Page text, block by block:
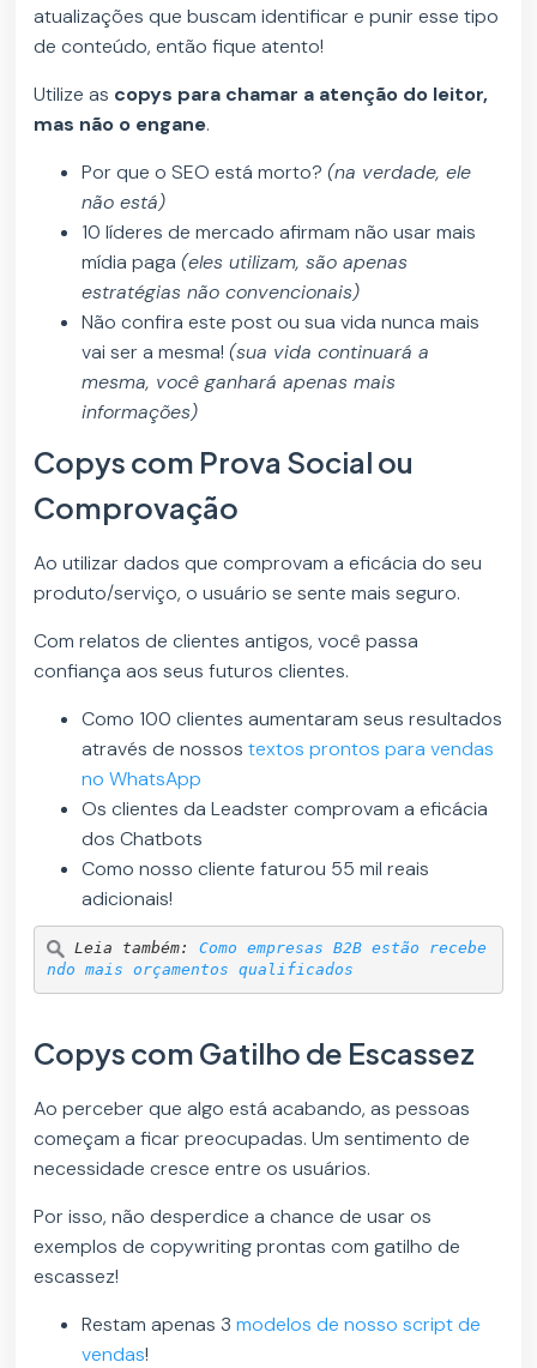
atualizações que buscam identificar e punir esse tipo
de conteúdo, então fique atento!
Utilize as copys para chamar a atenção do leitor,
mas não o engane.
Por que o SEO está morto?(na verdade, ele
não está)
10 líderes de mercado afirmam não usar mais
mídia paga(eles utilizam, são apenas
estratégias não convencionais)
Não confira este post ou sua vida nunca mais
vai ser a mesma!(sua vida continuará a
mesma, você ganhará apenas mais
informações)
Copys com Prova Social ou
Comprovação
Ao utilizar dados que comprovam a eficácia do seu
produto/serviço, o usuário se sente mais seguro.
Com relatos de clientes antigos, você passa
confiança aos seus futuros clientes.
Como 100 clientes aumentaram seus resultados
através de nossostextos prontos para vendas
no WhatsApp
Os clientes da Leadster comprovam a eficácia
dos Chatbots
Como nosso cliente faturou 55 mil reais
adicionais!
Leia também: Como empresas B2B estão recebe
ndo mais orçamentos qualificados
Copys com Gatilho de Escassez
Ao perceber que algo está acabando, as pessoas
começam a ficar preocupadas. Um sentimento de
necessidade cresce entre os usuários.
Por isso, não desperdice a chance de usar os
exemplos de copywriting prontas com gatilho de
escassez!
Restam apenas 3modelos de nosso script de
vendas!